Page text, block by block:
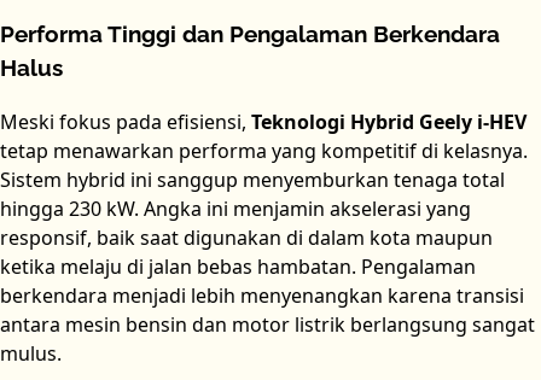
Performa Tinggi dan Pengalaman Berkendara
Halus
Meski fokus pada efisiensi, Teknologi Hybrid Geely i-HEV
tetap menawarkan performa yang kompetitif di kelasnya.
Sistem hybrid ini sanggup menyemburkan tenaga total
hingga 230 kW. Angka ini menjamin akselerasi yang
responsif, baik saat digunakan di dalam kota maupun
ketika melaju di jalan bebas hambatan. Pengalaman
berkendara menjadi lebih menyenangkan karena transisi
antara mesin bensin dan motor listrik berlangsung sangat
mulus.